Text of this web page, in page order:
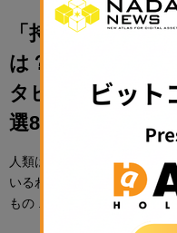
「持続可能なPlay
は？／ワールドコ
タビュー【日曜
選8本】
人類はデジタル・ゴールドを
いるわけです。そして、我々
もの ...